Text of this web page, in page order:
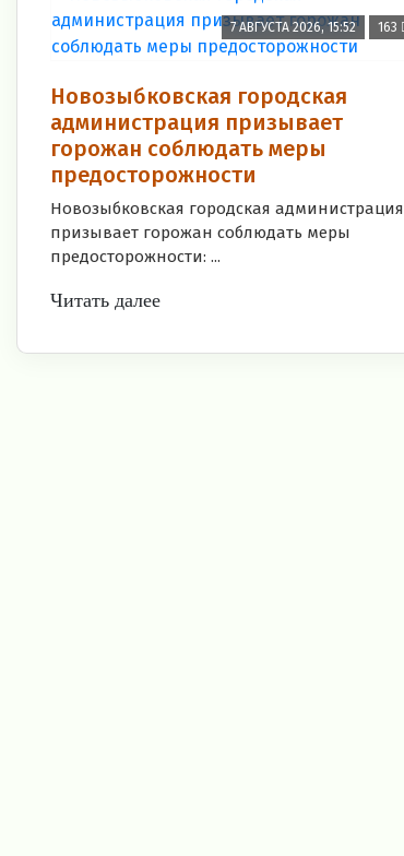
7 АВГУСТА 2026, 15:52 163
Новозыбковская городская
администрация призывает
горожан соблюдать меры
предосторожности
Новозыбковская городская администрация
призывает горожан соблюдать меры
предосторожности: ...
Читать далее